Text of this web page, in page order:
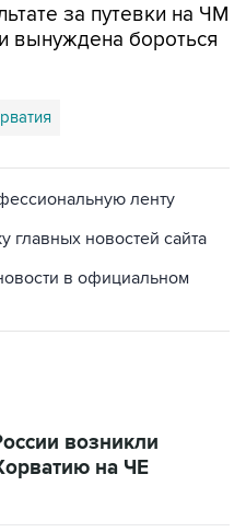
новостей сайта
в официальном
на ЧЕ